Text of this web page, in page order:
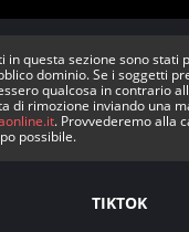
in questa sezione sono stati
dominio. Se i soggetti
qualcosa in contrario
di rimozione inviando una
. Provvederemo alla
possibile.
TIKTOK